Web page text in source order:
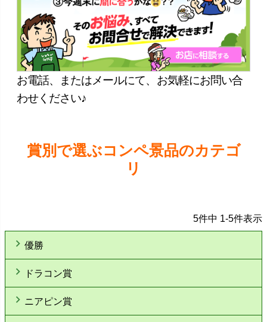
お電話、またはメールにて、お気軽にお問い合
わせください♪
賞別で選ぶコンペ景品のカテゴ
リ
5件中 1-5件表示
優勝
ドラコン賞
ニアピン賞